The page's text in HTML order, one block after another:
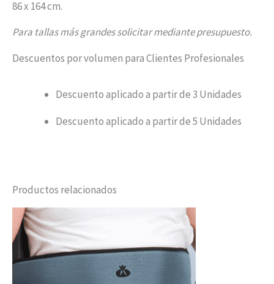
86 x 164 cm.
Para tallas más grandes solicitar mediante presupuesto.
Descuentos por volumen para Clientes Profesionales
Descuento aplicado a partir de 3 Unidades
Descuento aplicado a partir de 5 Unidades
Productos relacionados